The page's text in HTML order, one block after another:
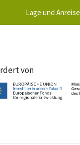
Lage und Anreise
von